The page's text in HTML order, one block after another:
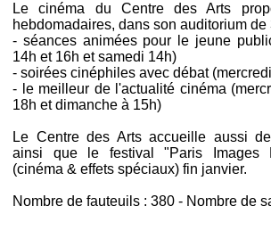
Le cinéma du Centre des Arts
hebdomadaires, dans son auditorium de
- séances animées pour le jeune
14h et 16h et samedi 14h)
- soirées cinéphiles avec débat
- le meilleur de l'actualité cinéma
18h et dimanche à 15h)
Le Centre des Arts accueille aussi
ainsi que le festival "Paris Images
(cinéma & effets spéciaux) fin janvier.
Nombre de fauteuils : 380 - Nombre de